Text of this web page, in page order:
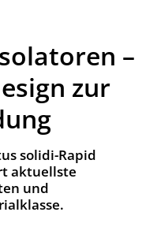
–
zur
solidi-Rapid
aktuellste
und